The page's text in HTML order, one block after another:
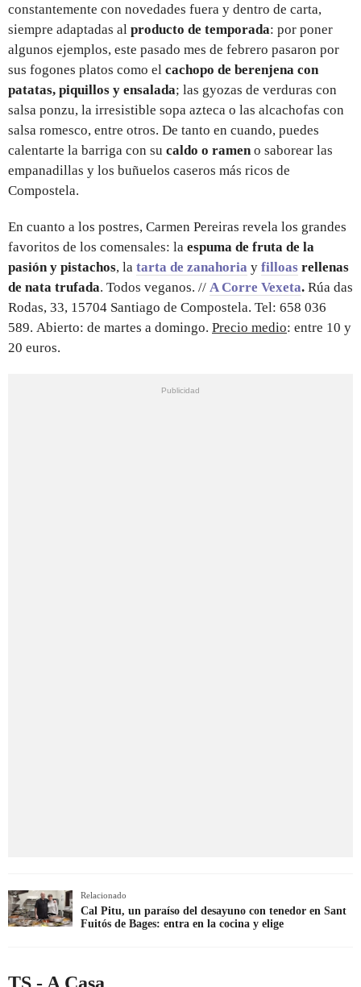
constantemente con novedades fuera y dentro de carta,
siempre adaptadas al producto de temporada: por poner
algunos ejemplos, este pasado mes de febrero pasaron por
sus fogones platos como el cachopo de berenjena con
patatas, piquillos y ensalada; las gyozas de verduras con
salsa ponzu, la irresistible sopa azteca o las alcachofas con
salsa romesco, entre otros. De tanto en cuando, puedes
calentarte la barriga con su caldo o rameno saborear las
empanadillas y los buñuelos caseros más ricos de
Compostela.
En cuanto a los postres, Carmen Pereiras revela los grandes
favoritos de los comensales: la espuma de fruta de la
pasión y pistachos, la tarta de zanahoria y filloas rellenas
de nata trufada. Todos veganos. // A Corre Vexeta. Rúa das
Rodas, 33, 15704 Santiago de Compostela. Tel: 658 036
589. Abierto: de martes a domingo. Precio medio: entre 10 y
20 euros.
Relacionado
Cal Pitu, un paraíso del desayuno con tenedor en Sant
Fuitós de Bages: entra en la cocina y elige